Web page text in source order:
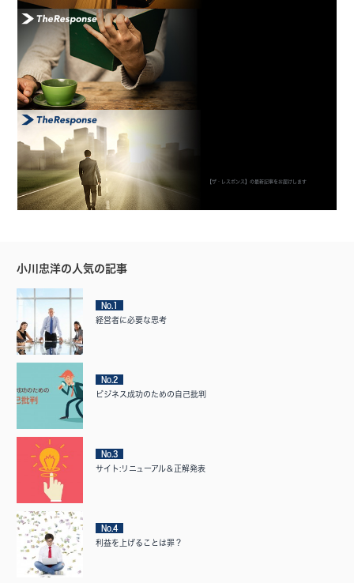
【ザ・レスポンス】の最新記事をお届けします
小川忠洋の人気の記事
No.1
経営者に必要な思考
No.2
ビジネス成功のための自己批判
No.3
サイト:リニューアル＆正解発表
No.4
利益を上げることは罪？